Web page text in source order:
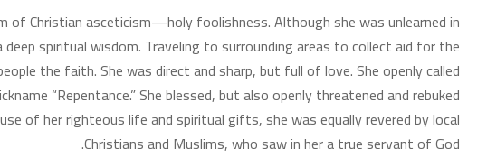
of Christian asceticism—holy foolishness. Although she was unlearned in
spiritual wisdom. Traveling to surrounding areas to collect aid for the
the faith. She was direct and sharp, but full of love. She openly called
“Repentance.” She blessed, but also openly threatened and rebuked
of her righteous life and spiritual gifts, she was equally revered by local
Christians and Muslims, who saw in her a true servant of God.